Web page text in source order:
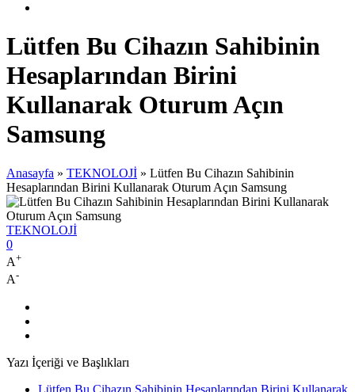
Lütfen Bu Cihazın Sahibinin
Hesaplarından Birini
Kullanarak Oturum Açın
Samsung
Anasayfa » TEKNOLOJİ » Lütfen Bu Cihazın Sahibinin
Hesaplarından Birini Kullanarak Oturum Açın Samsung
TEKNOLOJİ
0
A+
A-
Yazı İçeriği ve Başlıkları
Lütfen Bu Cihazın Sahibinin Hesaplarından Birini Kullanarak